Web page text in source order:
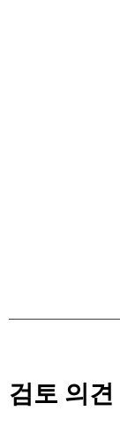
검토 의견